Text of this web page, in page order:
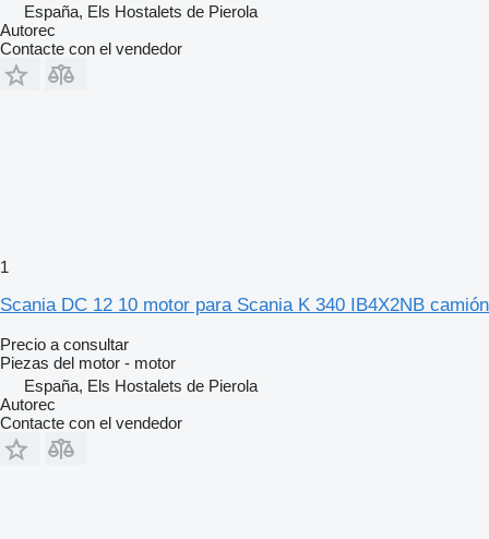
España, Els Hostalets de Pierola
Autorec
Contacte con el vendedor
1
Scania DC 12 10 motor para Scania K 340 IB4X2NB camión
Precio a consultar
Piezas del motor - motor
España, Els Hostalets de Pierola
Autorec
Contacte con el vendedor